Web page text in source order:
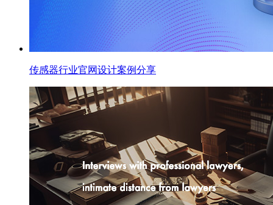
传感器行业官网设计案例分享